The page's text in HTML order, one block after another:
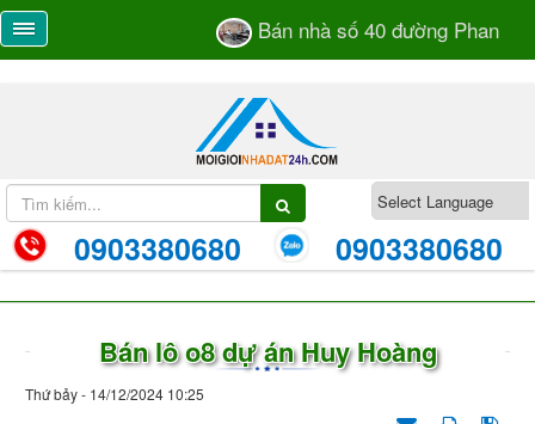
Bán nhà số 40 đường Phan Bá
0903380680 0903380680
Bán lô o8 dự án Huy Hoàng
Thứ bảy - 14/12/2024 10:25